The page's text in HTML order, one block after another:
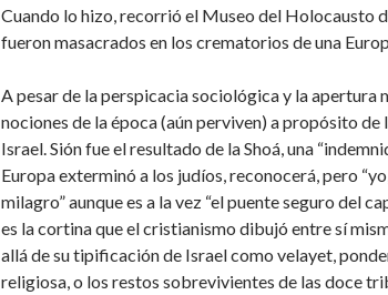
Cuando lo hizo, recorrió el Museo del Holocausto
fueron masacrados en los crematorios de una
A pesar de la perspicacia sociológica y la apertura
nociones de la época (aún perviven) a propósito
Israel. Sión fue el resultado de la Shoá, una
Europa exterminó a los judíos, reconocerá, pero
milagro” aunque es a la vez “el puente seguro del
es la cortina que el cristianismo dibujó entre sí
allá de su tipificación de Israel como velayet,
religiosa, o los restos sobrevivientes de las doce